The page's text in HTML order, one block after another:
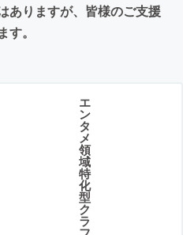
ありますが、皆様のご支援
。
エ
ン
タ
メ
領
域
特
化
型
ク
ラ